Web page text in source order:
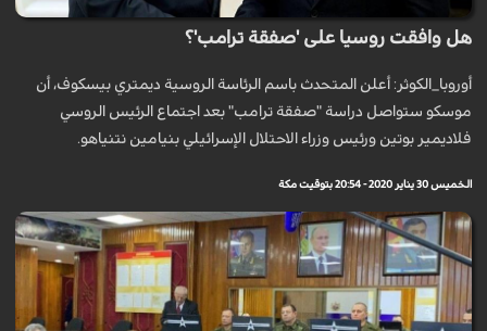
هل وافقت روسيا على 'صفقة ترامب'؟
أوروبا_الكوثر: أعلن المتحدث باسم الرئاسة الروسية ديمتري بيسكوف، أن
موسكو ستواصل دراسة "صفقة ترامب" بعد اجتماع الرئيس الروسي
فلاديمير بوتين ورئيس وزراء الاحتلال الإسرائيلي بنيامين نتنياهو.
الخميس 30 يناير 2020 - 20:54 بتوقيت مكة